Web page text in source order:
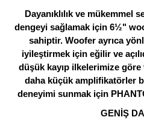
Dayanıklılık ve mükemmel
dengeyi sağlamak için 6½"
sahiptir. Woofer ayrıca
iyileştirmek için eğilir ve
düşük kayıp ilkelerimize göre
daha küçük amplifikatörler
deneyimi sunmak için
GENİŞ